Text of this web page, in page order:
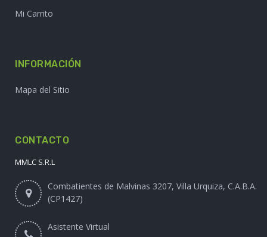
Mi Carrito
INFORMACIÓN
Mapa del Sitio
CONTACTO
MMLC S.R.L
Combatientes de Malvinas 3207, Villa Urquiza, C.A.B.A.
(CP1427)
Asistente Virtual